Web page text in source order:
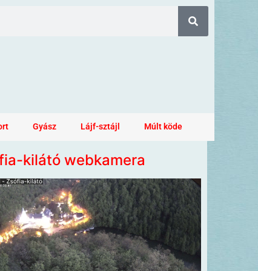
Gyász Lájf-sztájl Múlt köde
kilátó webkamera